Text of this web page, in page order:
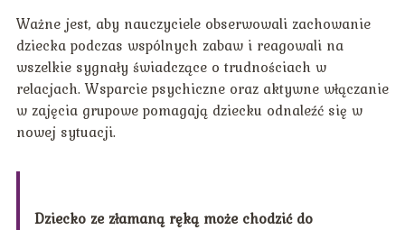
Ważne jest, aby nauczyciele obserwowali zachowanie
dziecka podczas wspólnych zabaw i reagowali na
wszelkie sygnały świadczące o trudnościach w
relacjach. Wsparcie psychiczne oraz aktywne włączanie
w zajęcia grupowe pomagają dziecku odnaleźć się w
nowej sytuacji.
Dziecko ze złamaną ręką może chodzić do